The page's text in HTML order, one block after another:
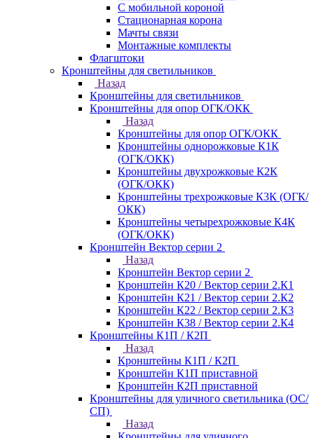
С мобильной короной
Стационарная корона
Мачты связи
Монтажные комплекты
Флагштоки
Кронштейны для светильников
Назад
Кронштейны для светильников
Кронштейны для опор ОГК/ОКК
Назад
Кронштейны для опор ОГК/ОКК
Кронштейны однорожковые К1К
(ОГК/ОКК)
Кронштейны двухрожковые К2К
(ОГК/ОКК)
Кронштейны трехрожковые К3К (ОГК/
ОКК)
Кронштейны четырехрожковые К4К
(ОГК/ОКК)
Кронштейн Вектор серии 2
Назад
Кронштейн Вектор серии 2
Кронштейн К20 / Вектор серии 2.К1
Кронштейн К21 / Вектор серии 2.К2
Кронштейн К22 / Вектор серии 2.К3
Кронштейн К38 / Вектор серии 2.К4
Кронштейны К1П / К2П
Назад
Кронштейны К1П / К2П
Кронштейн К1П приставной
Кронштейн К2П приставной
Кронштейны для уличного светильника (ОС/
СП)
Назад